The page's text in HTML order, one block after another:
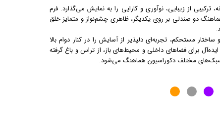
ترکیبی از زیبایی، نوآوری و کارایی را به نمایش می‌گذارد. فرم
هماهنگ دو صندلی بر روی یکدیگر، ظاهری چشم‌نواز و متمایز خلق
مستحکم، تجربه‌ای دلپذیر از آسایش را در کنار دوام بالا
برای فضاهای داخلی و محیط‌های باز، از تراس و باغ گرفته
سبک‌های مختلف دکوراسیون هماهنگ می‌شود.